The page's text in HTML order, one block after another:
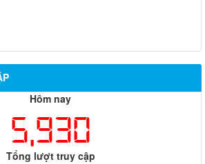
Hôm nay
5,930
Tổng lượt truy cập